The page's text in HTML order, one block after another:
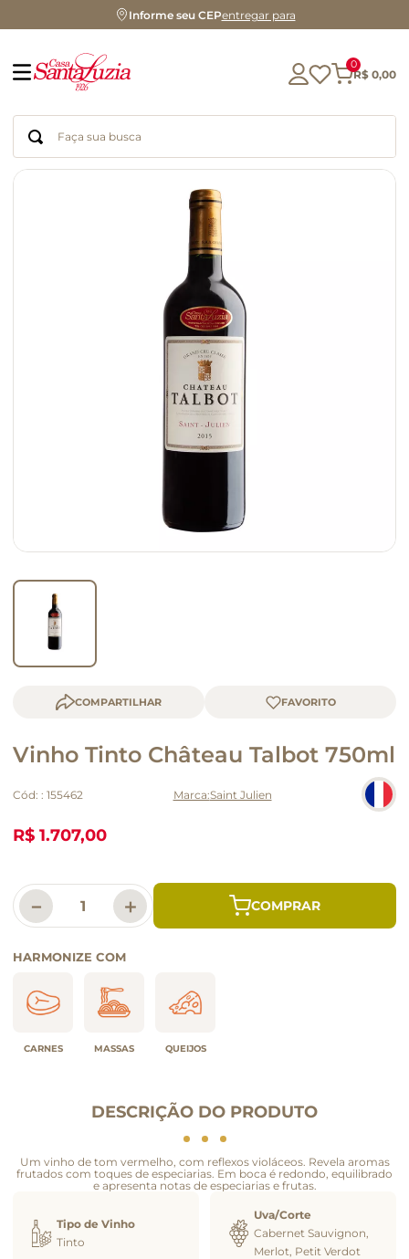
Informe seu CEPentregar para
0
R$ 0,00
Faça sua busca
COMPARTILHAR
Vinho Tinto Château Talbot 750ml
Cód: : 155462 Saint Julien
R$ 1.707,00
＋
－
HARMONIZE COM
CARNES MASSAS QUEIJOS
DESCRIÇÃO DO PRODUTO
Um vinho de tom vermelho, com reflexos violáceos. Revela aromas
frutados com toques de especiarias. Em boca é redondo, equilibrado
e apresenta notas de especiarias e frutas.
Tipo de Vinho
Tinto
Uva/Corte
Cabernet Sauvignon,
Merlot, Petit Verdot